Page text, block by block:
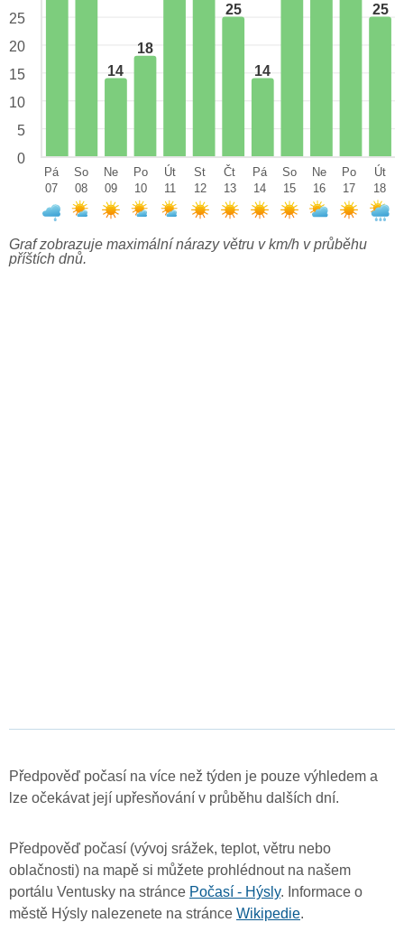
14
18
25
14
25
25
20
15
10
5
0
Pá
07
So
08
Ne
09
Po
10
Út
11
St
12
Čt
13
Pá
14
So
15
Ne
16
Po
17
Út
18
Graf zobrazuje maximální nárazy větru v km/h v průběhu
příštích dnů.
Předpověď počasí na více než týden je pouze výhledem a
lze očekávat její upřesňování v průběhu dalších dní.
Předpověď počasí (vývoj srážek, teplot, větru nebo
oblačnosti) na mapě si můžete prohlédnout na našem
portálu Ventusky na stránce Počasí - Hýsly. Informace o
městě Hýsly nalezenete na stránce Wikipedie.